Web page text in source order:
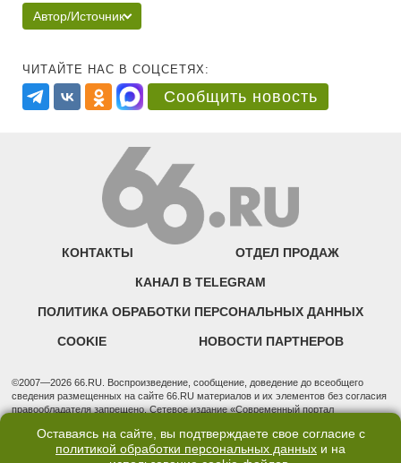
Автор/Источник
ЧИТАЙТЕ НАС В СОЦСЕТЯХ:
Сообщить новость
КОНТАКТЫ ОТДЕЛ ПРОДАЖ
КАНАЛ В TELEGRAM
ПОЛИТИКА ОБРАБОТКИ ПЕРСОНАЛЬНЫХ ДАННЫХ
COOKIE НОВОСТИ ПАРТНЕРОВ
©2007—2026 66.RU. Воспроизведение, сообщение, доведение до всеобщего
сведения размещенных на сайте 66.RU материалов и их элементов без согласия
правообладателя запрещено. Сетевое издание «Современный портал
надзору в сфере связи, информационных технологий и массовых коммуникаций
(Роскомнадзор). Регистрационный номер ЭЛ № ФС 77 - 76634 от 02.09.2019
Оставаясь на сайте, вы подтверждаете свое согласие с
политикой обработки персональных данных и на